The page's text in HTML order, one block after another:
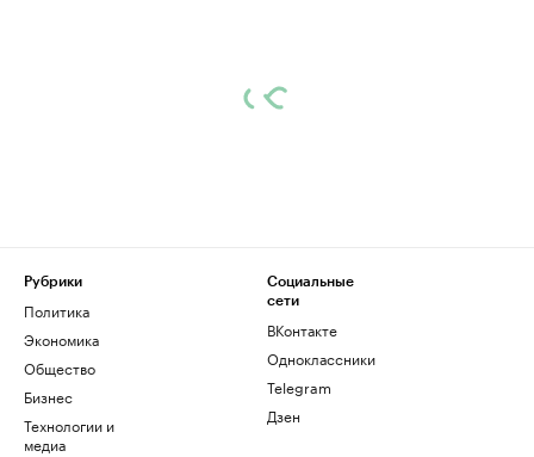
Рубрики
Политика
Экономика
Общество
Бизнес
Технологии и
медиа
Социальные
сети
ВКонтакте
Одноклассники
Telegram
Дзен